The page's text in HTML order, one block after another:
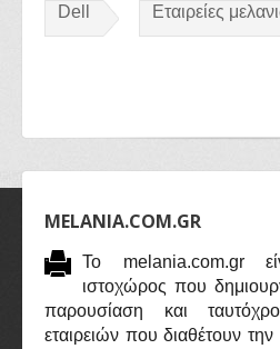
Dell Εταιρείες
MELANIA.COM.GR
Το melania.com.gr
ιστοχώρος που
παρουσίαση και
εταιρειών που διαθέτουν